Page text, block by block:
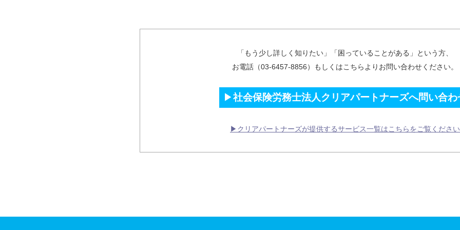
「もう少し詳しく知りたい」「困っていることがある」という方、
お電話（03-6457-8856）もしくはこちらよりお問い合わせください。
▶社会保険労務士法人クリアパートナーズへ問い合わ
▶クリアパートナーズが提供するサービス一覧はこちらをご覧ください